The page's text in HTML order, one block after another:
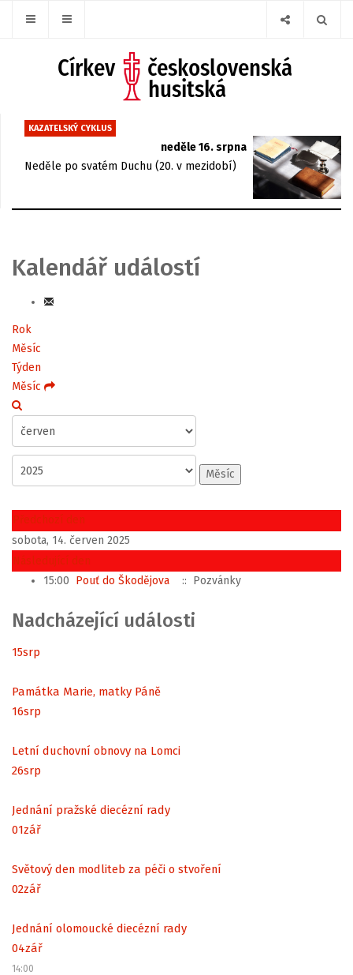
KAZATELSKÝ CYKLUS
neděle 16. srpna
Neděle po svatém Duchu (20. v mezidobí)
Kalendář událostí
Rok
Měsíc
Týden
Měsíc
Měsíc
Předchozí den
sobota, 14. červen 2025
Následující den
15:00 Pouť do Škodějova :: Pozvánky
Nadcházející události
15srp
Památka Marie, matky Páně
16srp
Letní duchovní obnovy na Lomci
26srp
Jednání pražské diecézní rady
01zář
Světový den modliteb za péči o stvoření
02zář
Jednání olomoucké diecézní rady
04zář
14:00